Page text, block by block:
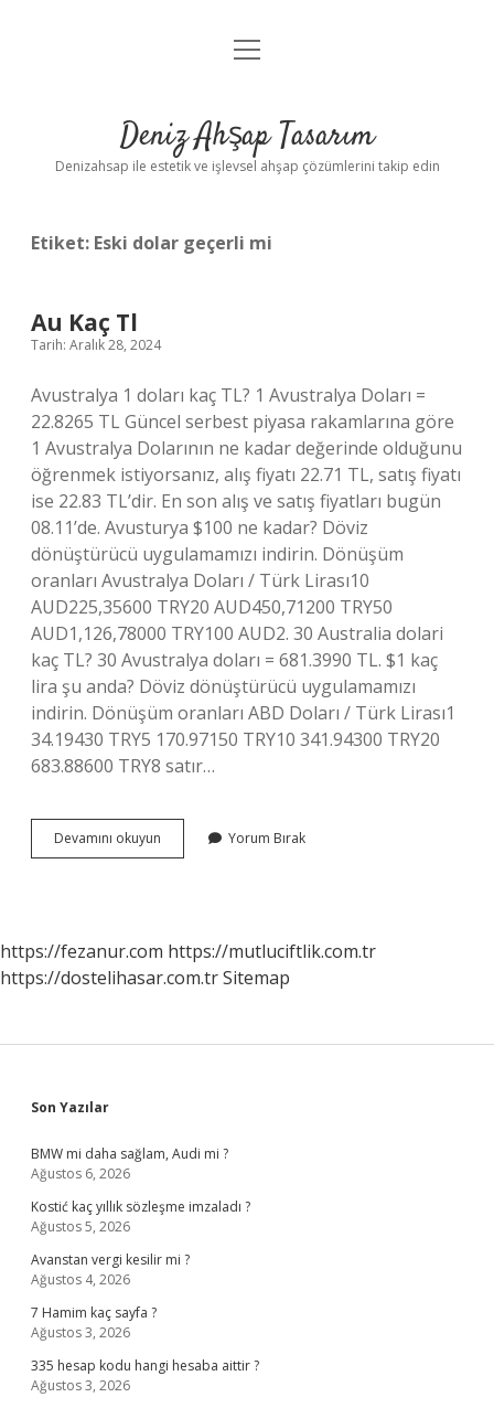
Anasayfa
Yasal Uyarı
menüyü
Deniz Ahşap Tasarım
Denizahsap ile estetik ve işlevsel ahşap çözümlerini takip edin
Etiket: Eski dolar geçerli mi
Au Kaç Tl
Tarih: Aralık 28, 2024
Avustralya 1 doları kaç TL? 1 Avustralya Doları =
22.8265 TL Güncel serbest piyasa rakamlarına göre
1 Avustralya Dolarının ne kadar değerinde olduğunu
öğrenmek istiyorsanız, alış fiyatı 22.71 TL, satış fiyatı
ise 22.83 TL’dir. En son alış ve satış fiyatları bugün
08.11’de. Avusturya $100 ne kadar? Döviz
dönüştürücü uygulamamızı indirin. Dönüşüm
oranları Avustralya Doları / Türk Lirası10
AUD225,35600 TRY20 AUD450,71200 TRY50
AUD1,126,78000 TRY100 AUD2. 30 Australia dolari
kaç TL? 30 Avustralya doları = 681.3990 TL. $1 kaç
lira şu anda? Döviz dönüştürücü uygulamamızı
indirin. Dönüşüm oranları ABD Doları / Türk Lirası1
34.19430 TRY5 170.97150 TRY10 341.94300 TRY20
683.88600 TRY8 satır…
Devamını okuyun
Kaç
Yorum Bırak
https://fezanur.com https://mutluciftlik.com.tr
https://dostelihasar.com.trSitemap
Sidebar
Son Yazılar
BMW mi daha sağlam, Audi mi ?
Ağustos 6, 2026
Kostić kaç yıllık sözleşme imzaladı ?
Ağustos 5, 2026
Avanstan vergi kesilir mi ?
Ağustos 4, 2026
7 Hamim kaç sayfa ?
Ağustos 3, 2026
335 hesap kodu hangi hesaba aittir ?
Ağustos 3, 2026